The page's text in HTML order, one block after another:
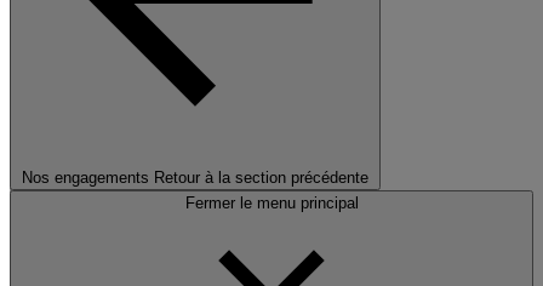
Nos engagements Retour à la section précédente
Fermer le menu principal